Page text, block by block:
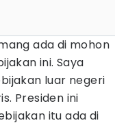
ada di mohon
ini. Saya
luar negeri
Presiden ini
itu ada di